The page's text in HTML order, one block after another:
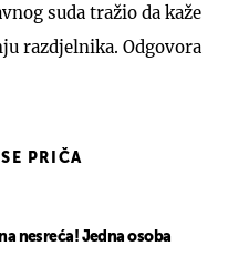
suda tražio da kaže
razdjelnika. Odgovora
PRIČA
nesreća! Jedna osoba